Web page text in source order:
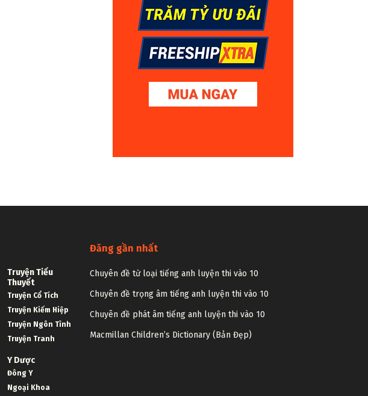
Truyện Tiểu
Thuyết
Truyện Cổ Tích
Truyện Kiếm Hiệp
Truyện Ngôn Tình
Truyện Tranh
Y Dược
Đông Y
Ngoại Khoa
Đăng gần nhất
Chuyên đề từ loại tiếng anh luyện thi vào 10
Chuyên đề trọng âm tiếng anh luyện thi vào 10
Chuyên đề phát âm tiếng anh luyện thi vào 10
Macmillan Children’s Dictionary (Bản Đẹp)